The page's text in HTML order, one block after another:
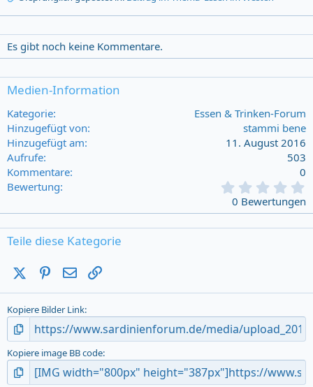
Es gibt noch keine Kommentare.
Medien-Information
Kategorie
Essen & Trinken-Forum
Hinzugefügt von
stammi bene
Hinzugefügt am
11. August 2016
Aufrufe
503
Kommentare
0
Bewertung
0
0
0 Bewertungen
Teile diese Kategorie
X (Twitter)Pinterest
E-Mail
Kopiere Bilder Link
Kopiere image BB code